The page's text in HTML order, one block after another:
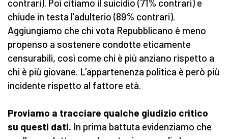
contrari). Poi citiamo il suicidio (71% contrari) e
chiude in testa l’adulterio (89% contrari).
Aggiungiamo che chi vota Repubblicano è meno
propenso a sostenere condotte eticamente
censurabili, così come chi è più anziano rispetto a
chi è più giovane. L’appartenenza politica è però più
incidente rispetto al fattore età.
Proviamo a tracciare qualche giudizio critico
su questi dati. In prima battuta evidenziamo che